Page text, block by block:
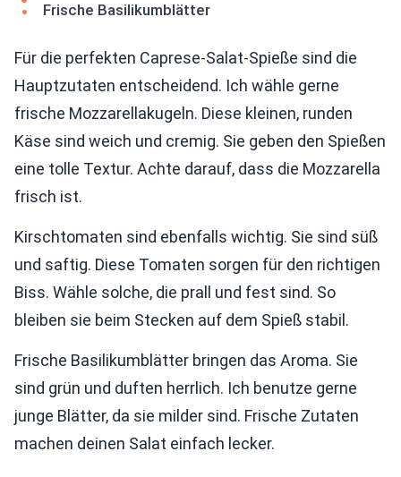
Frische Basilikumblätter
Für die perfekten Caprese-Salat-Spieße sind die
Hauptzutaten entscheidend. Ich wähle gerne
frische Mozzarellakugeln. Diese kleinen, runden
Käse sind weich und cremig. Sie geben den Spießen
eine tolle Textur. Achte darauf, dass die Mozzarella
frisch ist.
Kirschtomaten sind ebenfalls wichtig. Sie sind süß
und saftig. Diese Tomaten sorgen für den richtigen
Biss. Wähle solche, die prall und fest sind. So
bleiben sie beim Stecken auf dem Spieß stabil.
Frische Basilikumblätter bringen das Aroma. Sie
sind grün und duften herrlich. Ich benutze gerne
junge Blätter, da sie milder sind. Frische Zutaten
machen deinen Salat einfach lecker.